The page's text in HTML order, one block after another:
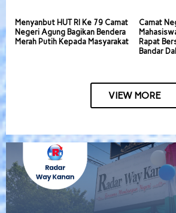
Menyanbut HUT RI Ke 79 Camat
Negeri Agung Bagikan Bendera
Merah Putih Kepada Masyarakat
Camat
Rapat
Bandar
VIEW MORE